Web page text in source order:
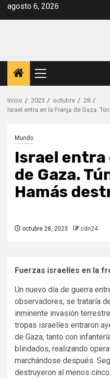
Saltar
agosto 6, 2026
Menú
principal
Inicio 2023 octubre
28
Israel entra en la Franja de Gaza.
Mundo
Israel entra
de Gaza.
Hamás
octubre 28, 2023 cdn24
Fuerzas israelíes en la
Un nuevo día de guerra
observadores, se trataría
inminente invasión
tropas israelíes entraron
de Gaza, tanto con
blindados, realizando
marchándose después.
destruyeron al menos